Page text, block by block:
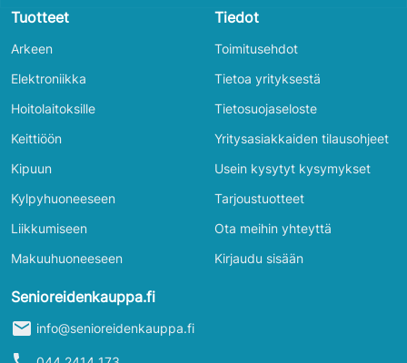
Tuotteet
Arkeen
Elektroniikka
Hoitolaitoksille
Keittiöön
Kipuun
Kylpyhuoneeseen
Liikkumiseen
Makuuhuoneeseen
Tiedot
Toimitusehdot
Tietoa yrityksestä
Tietosuojaseloste
Yritysasiakkaiden tilausohjeet
Usein kysytyt kysymykset
Tarjoustuotteet
Ota meihin yhteyttä
Kirjaudu sisään
Senioreidenkauppa.fi
mail info@senioreidenkauppa.fi